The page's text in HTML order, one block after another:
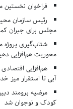
فراخوان
رئیس سازمان
مجلس برای جبران
شتاب‌گیری پروژه
محوریت هم‌افزایی
هم‌افزایی
آبی تا استقرار میز
مرضیه برومند
کودک و نوجوان شد